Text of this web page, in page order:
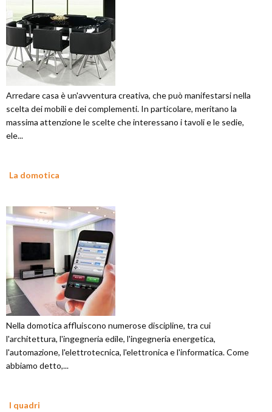
Arredare casa è un'avventura creativa, che può manifestarsi nella
scelta dei mobili e dei complementi. In particolare, meritano la
massima attenzione le scelte che interessano i tavoli e le sedie,
ele...
La domotica
Nella domotica affluiscono numerose discipline, tra cui
l'architettura, l'ingegneria edile, l'ingegneria energetica,
l'automazione, l'elettrotecnica, l'elettronica e l'informatica. Come
abbiamo detto,...
I quadri